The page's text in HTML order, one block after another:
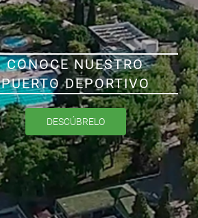
CONOCE NUESTRO
PUERTO DEPORTIVO
DESCÚBRELO